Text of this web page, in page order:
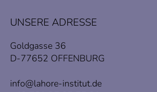
UNSERE ADRESSE
Goldgasse 36
D-77652 OFFENBURG
info@lahore-institut.de